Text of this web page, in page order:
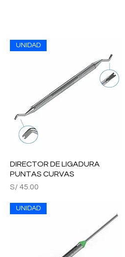
Vista rápida
UNIDAD
DIRECTOR DE LIGADURA
PUNTAS CURVAS
Precio
S/ 45.00
UNIDAD